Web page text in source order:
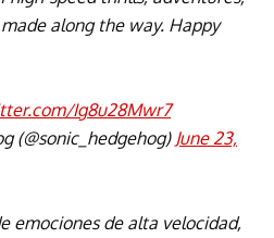
along the way. Happy
Ig8u28Mwr7
(@sonic_hedgehog) June 23,
emociones de alta velocidad,